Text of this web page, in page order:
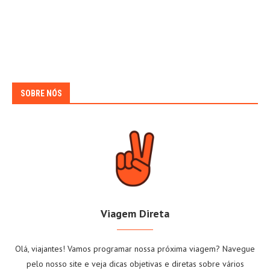
SOBRE NÓS
Viagem Direta
Olá, viajantes! Vamos programar nossa próxima viagem? Navegue
pelo nosso site e veja dicas objetivas e diretas sobre vários